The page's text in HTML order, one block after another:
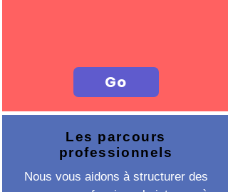
Go
Les parcours
professionnels
Nous vous aidons à structurer des